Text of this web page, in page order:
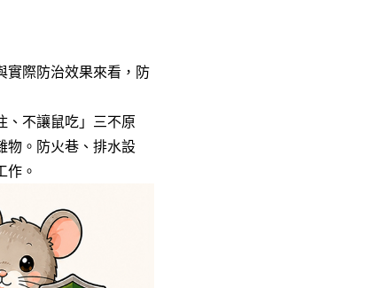
實際防治效果來看，防
、不讓鼠吃」三不原
物。防火巷、排水設
作。